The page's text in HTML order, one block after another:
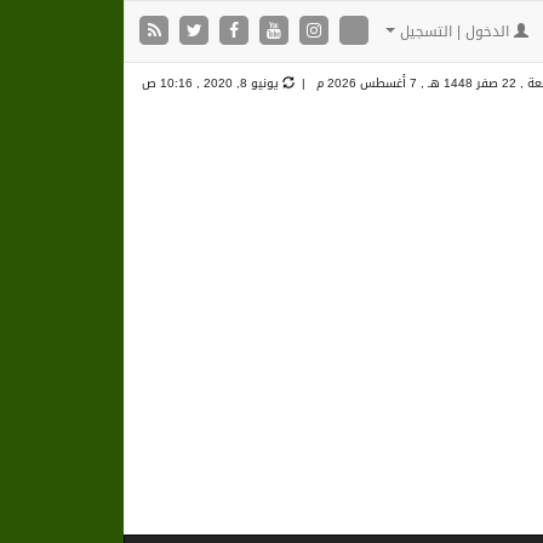
الدخول | التسجيل
1448 هـ , 7 أغسطس 2026 م | يونيو 8, 2020 , 10:16 ص